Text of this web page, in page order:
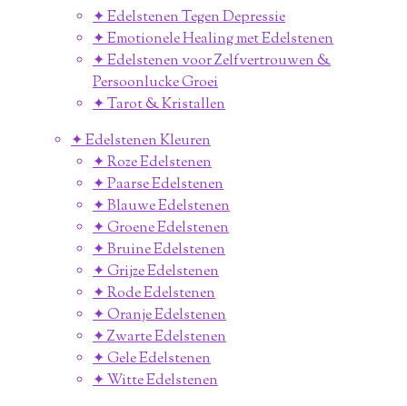
✦ Edelstenen Tegen Depressie
✦ Emotionele Healing met Edelstenen
✦ Edelstenen voor Zelfvertrouwen &
Persoonlucke Groei
✦ Tarot & Kristallen
✦ Edelstenen Kleuren
✦ Roze Edelstenen
✦ Paarse Edelstenen
✦ Blauwe Edelstenen
✦ Groene Edelstenen
✦ Bruine Edelstenen
✦ Grijze Edelstenen
✦ Rode Edelstenen
✦ Oranje Edelstenen
✦ Zwarte Edelstenen
✦ Gele Edelstenen
✦ Witte Edelstenen